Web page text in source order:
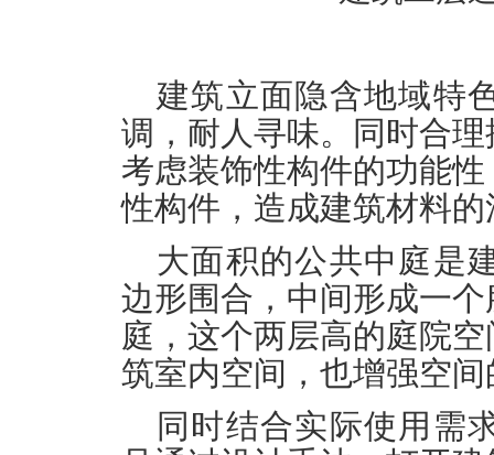
建筑立面隐含地域特
调，耐人寻味。同时合
考虑装饰性构件的功能
性构件，造成建筑材料
大面积的公共中庭是
边形围合，中间形成一
庭，这个两层高的庭院
筑室内空间，也增强空
同时结合实际使用需